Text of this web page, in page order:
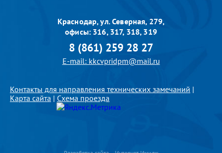
Краснодар, ул. Северная, 279,
офисы: 316, 317, 318, 319
8 (861) 259 28 27
E-mail: kkcvpridpm@mail.ru
Контакты для направления технических замечаний |
Карта сайта | Схема проезда